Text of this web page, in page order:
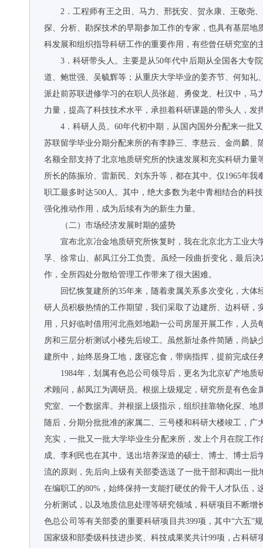
2．工程师有王之田、马力、邢抚安、贺永康、王敬尧
探、分析、勘探技术的早期参加工作的专家，也具有基层
科发展和组织指导科研工作的重要作用，有些曾任研究室的
3．科研带头人。主要是从50年代中后期从全国各大专
道、鲍世强、吴毓辉等；从重庆大学毕业的姜齐节、何知
派赴前苏联进修学习的在职人员张超、勇俊龙、杜汉中，
力量，提高了科技技术水平，承担着科研课题的带头人，发
4．科研人员。60年代初中期，从国内国外分配来一批
苏联留学毕业分期分配来所的有李静三、李慈云、金尚麟
名额全部支持了北京地质研究所的快速发展和充实科研力
所长的陈振玠、雷新民、刘东升等，都在其中。仅1965年
职工最多时达500人。其中，绝大多数为老中青相结合的科
强化推动作用，成为后续有为的新生力量。
（二）市场经济发展时期的盛势
宣布北京冶金地质研究所恢复时，我在北京北方工业
孚、徐常山、郝凤江分工负责。虽经一段曲折变化，最后
作，全所四处分散给管理工作带来了很大困难。
回忆恢复建所的35年来，随着隶属关系多次变化，大
研人员积极热情的工作期望，我们采取了边建所、边科研
用，只好临时借用河北燕郊地勘一公司房屋开展工作，人
房和三层分析测试小楼先后竣工。虽然新址条件简陋，尚
建所中，始终居身工地，废寝忘食，带病指挥，提前完成任
1984年，划属有色总公司领导后，更名为北京矿产地
术顾问，郝凤江为调研员。根据上级规定，研究所是有色
究室、一个数据库。并根据上级指示，组织挂靠物化探、
随后，分期分批批准的家属二、三号楼和科研大楼竣工，
充实，一批又一批大学毕业生分配来所，发上个月在院工
成、李利民也在其中。送出培养深造的硕士、博士、博士
流的原则，先后向上级有关部委选送了一批干部和调出一
在编职工的80%，始终保持一支能打硬仗的骨干人才队伍
分析测试，以及地质信息处理等研究领域，科研项目不断增
色总公司等有关部委的重要科研项目共399项，其中“六五”
国家级和部委级科技进步奖、科技成果奖共计99项，占科